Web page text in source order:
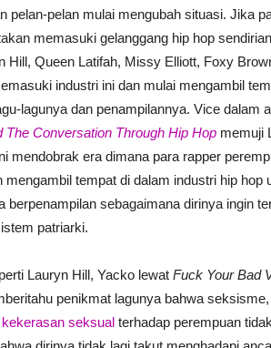
pelan-pelan mulai mengubah situasi. Jika
memasuki gelanggang hip hop
Hill, Queen Latifah, Missy Elliott, Foxy
industri ini dan mulai mengambil
lagunya dan penampilannya. Vice dalam
Conversation Through Hip Hop memuji
mendobrak era dimana para rapper
tempat di dalam industri hip hop
berpenampilan sebagaimana dirinya ingin
patriarki.
Lauryn Hill, Yacko lewat Fuck Your Bad
penikmat lagunya bahwa
kekerasan seksual terhadap perempuan